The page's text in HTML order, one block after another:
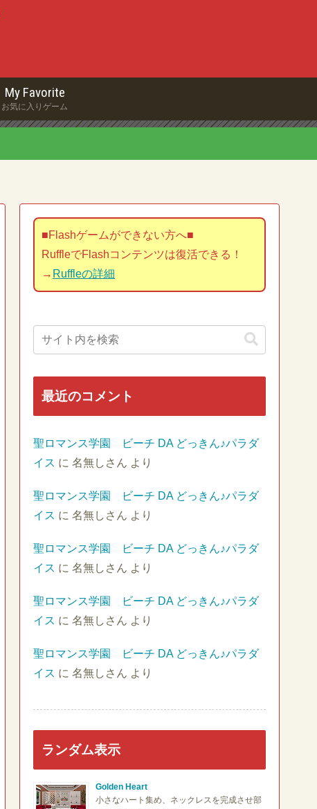
My Favorite
お気に入りゲーム
■Flashゲームができない方へ■
RuffleでFlashコンテンツは復活できる！
→ Ruffleの詳細
最近のコメント
聖ロマンス学園 ビーチ DA どっきん♪パラダ
イス に 名無しさん より
聖ロマンス学園 ビーチ DA どっきん♪パラダ
イス に 名無しさん より
聖ロマンス学園 ビーチ DA どっきん♪パラダ
イス に 名無しさん より
聖ロマンス学園 ビーチ DA どっきん♪パラダ
イス に 名無しさん より
聖ロマンス学園 ビーチ DA どっきん♪パラダ
イス に 名無しさん より
ランダム表示
Golden Heart
小さなハート集め、ネックレスを完成させ部